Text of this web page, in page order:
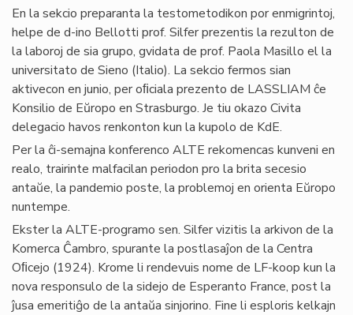
En la sekcio preparanta la testometodikon por enmigrintoj,
helpe de d-ino Bellotti prof. Silfer prezentis la rezulton de
la laboroj de sia grupo, gvidata de prof. Paola Masillo el la
universitato de Sieno (Italio). La sekcio fermos sian
aktivecon en junio, per oﬁciala prezento de LASSLIAM ĉe
Konsilio de Eŭropo en Strasburgo. Je tiu okazo Civita
delegacio havos renkonton kun la kupolo de KdE.
Per la ĉi-semajna konferenco ALTE rekomencas kunveni en
realo, trairinte malfacilan periodon pro la brita secesio
antaŭe, la pandemio poste, la problemoj en orienta Eŭropo
nuntempe.
Ekster la ALTE-programo sen. Silfer vizitis la arkivon de la
Komerca Ĉambro, spurante la postlasaĵon de la Centra
Oﬁcejo (1924). Krome li rendevuis nome de LF-koop kun la
nova responsulo de la sidejo de Esperanto France, post la
ĵusa emeritiĝo de la antaŭa sinjorino. Fine li esploris kelkajn